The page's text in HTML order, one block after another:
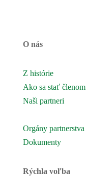
O nás
Z histórie
Ako sa stať členom
Naši partneri
Orgány partnerstva
Dokumenty
Rýchla voľba